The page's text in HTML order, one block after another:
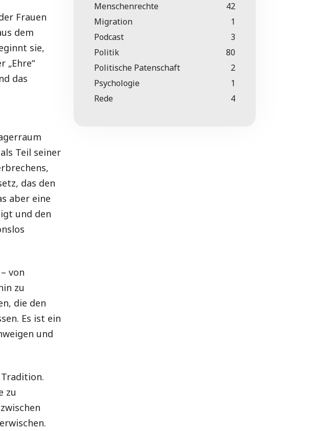
Frauen
dem
sie,
„Ehre“
das
Teil seiner
das den
aber eine
und den
von
zu
die den
Es ist ein
und
zu
Menschenrechte
42
Migration
1
Podcast
3
Politik
80
Politische Patenschaft
2
Psychologie
1
Rede
4